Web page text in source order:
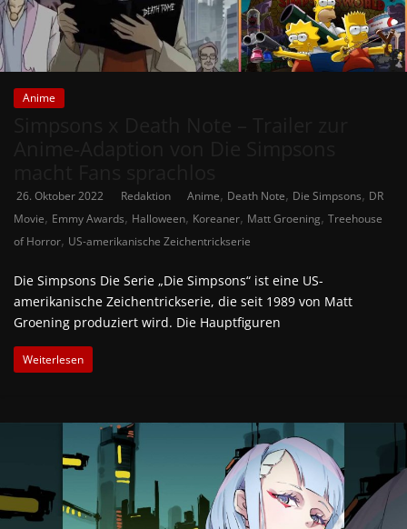
Anime
26. Oktober 2022 Redaktion Anime, Death Note, Die Simpsons, DR
Movie, Emmy Awards, Halloween, Koreaner, Matt Groening, Treehouse
of Horror, US-amerikanische Zeichentrickserie
Die Simpsons Die Serie „Die Simpsons“ ist eine US-
amerikanische Zeichentrickserie, die seit 1989 von Matt
Groening produziert wird. Die Hauptfiguren
Weiterlesen